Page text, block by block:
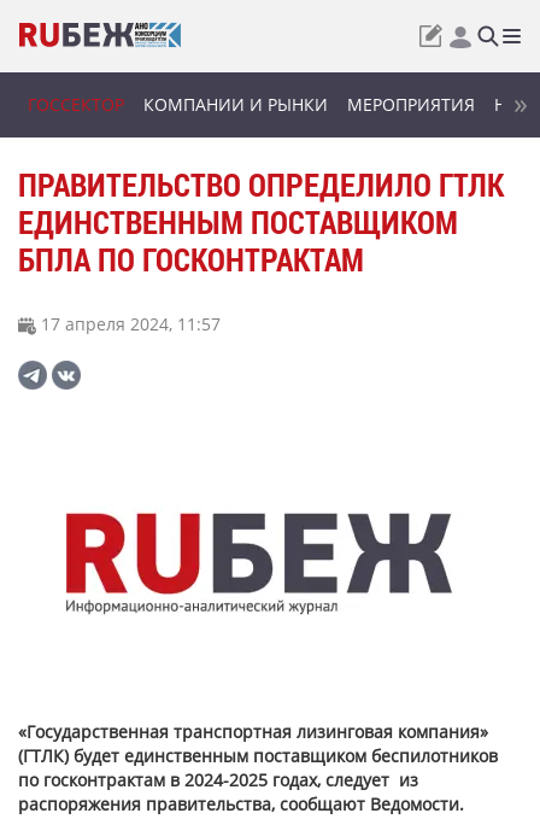
ГОССЕКТОР КОМПАНИИ И РЫНКИ МЕРОПРИЯТИЯ
ПРАВИТЕЛЬСТВО ОПРЕДЕЛИЛО ГТЛК
ЕДИНСТВЕННЫМ ПОСТАВЩИКОМ
БПЛА ПО ГОСКОНТРАКТАМ
17 апреля 2024, 11:57
«Государственная транспортная лизинговая компания»
(ГТЛК) будет единственным поставщиком беспилотников
по госконтрактам в 2024-2025 годах, следует из
распоряжения правительства, сообщают Ведомости.